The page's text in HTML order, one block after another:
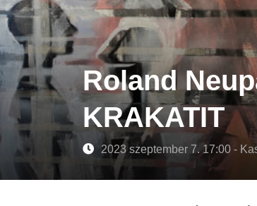
Roland
KRAKATIT
2023 szeptember 7. 17:00 -